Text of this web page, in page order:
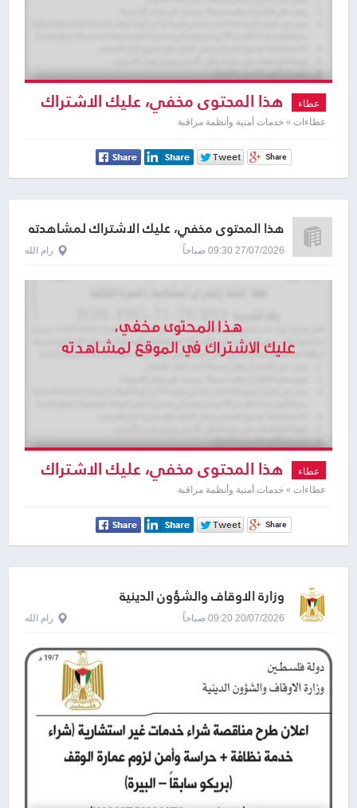
عطاء هذا المحتوى مخفي، عليك الاشتراك
لمشاهدته
عطاءات » خدمات أمنية وأنظمة مراقبة
هذا المحتوى مخفي، عليك الاشتراك لمشاهدته
27/07/2026 09:30 صباحاً رام الله
عطاء هذا المحتوى مخفي، عليك الاشتراك
لمشاهدته
عطاءات » خدمات أمنية وأنظمة مراقبة
وزارة الاوقاف والشؤون الدينية
20/07/2026 09:20 صباحاً رام الله